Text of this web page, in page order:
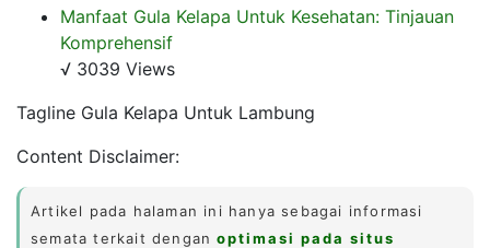
Manfaat Gula Kelapa Untuk Kesehatan: Tinjauan
Komprehensif
√ 3039 Views
Tagline Gula Kelapa Untuk Lambung
Content Disclaimer:
Artikel pada halaman ini hanya sebagai informasi
semata terkait denganoptimasi pada situs